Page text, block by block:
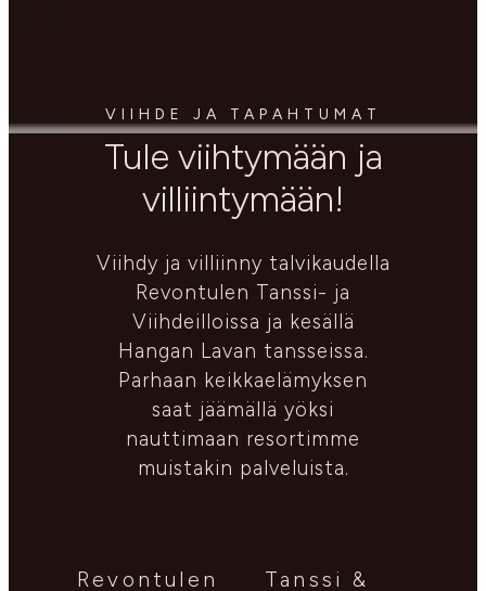
VIIHDE JA TAPAHTUMAT
Tule viihtymään ja
villiintymään!
Viihdy ja villiinny talvikaudella
Revontulen Tanssi- ja
Viihdeilloissa ja kesällä
Hangan Lavan tansseissa.
Parhaan keikkaelämyksen
saat jäämällä yöksi
nauttimaan resortimme
muistakin palveluista.
Revontulen
Tanssi &